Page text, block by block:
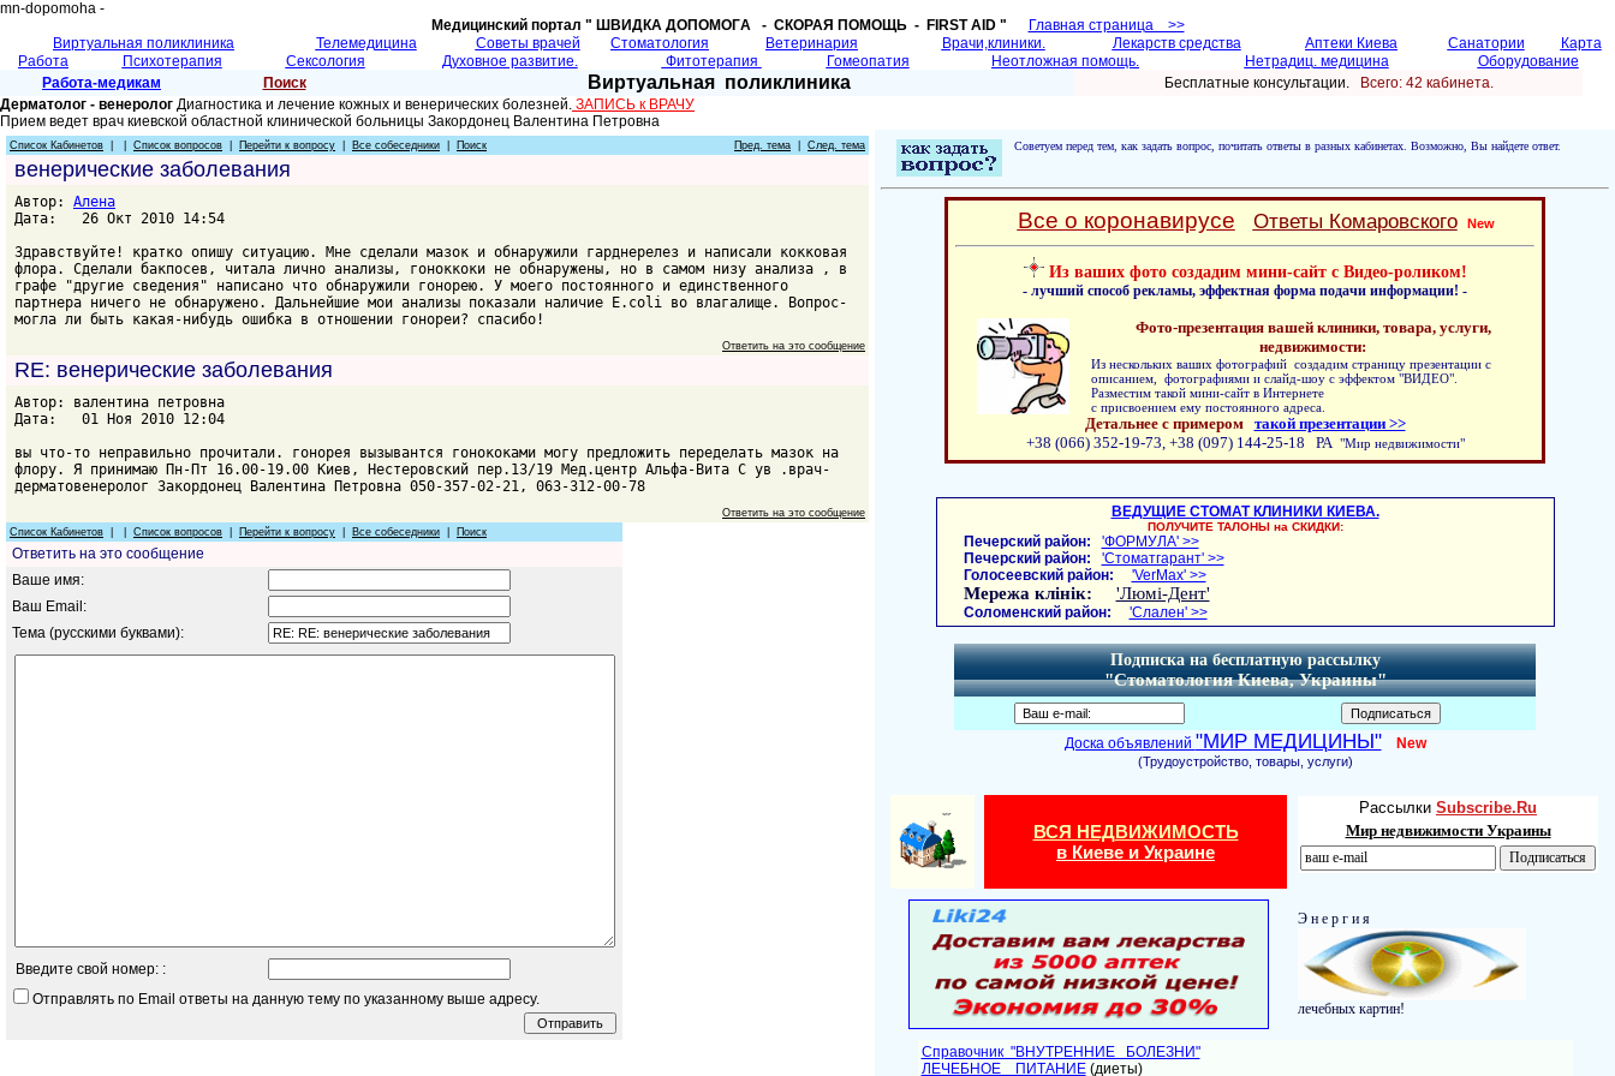
mn-dopomoha -
Медицинский портал " ШВИДКА ДОПОМОГA - СКОРАЯ ПОМОЩЬ - FIRST AID "
Главная страница >>
Виртуальная поликлиника
Телемедицина Советы врачей Cтоматология Ветеринария Врачи,клиники. Лекарств средства Аптеки Киева Санатории
Карта
Работа
Психотерапия Сексология Духовное развитие. Фитотерапия Гомеопатия Неотложная помощь. Нетрадиц. медицина
Оборудование
Работа-медикам
Поиск Виртуальная поликлиника Бесплатные консультации.
Всего: 42 кабинетa.
Дерматолог - венеролог Диагностика и лечение кожных и венерических болезней. ЗАПИСЬ к ВРАЧУ
Прием ведет врач киевской областной клинической больницы Закордонец Валентина Петровна
Список Кабинетов Список вопросов Перейти к вопросу Все собеседники Поиск Пред. тема След. тема
венерические заболевания
Автор: Алена
Дата: 26 Окт 2010 14:54
Здравствуйте! кратко опишу ситуацию. Мне сделали мазок и обнаружили гарднерелез и написали кокковая
флора. Сделали бакпосев, читала лично анализы, гоноккоки не обнаружены, но в самом низу анализа , в
графе "другие сведения" написано что обнаружили гонорею. У моего постоянного и единственного
партнера ничего не обнаружено. Дальнейшие мои анализы показали наличие E.coli во влагалище. Вопрос-
могла ли быть какая-нибудь ошибка в отношении гонореи? спасибо!
Ответить на это сообщение
RE: венерические заболевания
Автор: валентина петровна
Дата: 01 Ноя 2010 12:04
вы что-то неправильно прочитали. гонорея вызывантся гонококами могу предложить переделать мазок на
флору. Я принимаю Пн-Пт 16.00-19.00 Киев, Нестеровский пер.13/19 Мед.центр Альфа-Вита С ув .врач-
дерматовенеролог Закордонец Валентина Петровна 050-357-02-21, 063-312-00-78
Ответить на это сообщение
Список Кабинетов
Список вопросов Перейти к вопросу Все собеседники Поиск
Ответить на это сообщение
Ваше имя:
Ваш Email:
Тема (русскими буквами):
Введите свой номер: :
Отправлять по Email ответы на данную тему по указанному выше адресу.
Советуем перед тем, как задать вопрос, почитать ответы в разных кабинетах. Возможно, Вы найдете ответ.
Все о коронавирусе Ответы Комаровского New
Из ваших фото создадим мини-сайт с Видео-роликом!
- лучший способ рекламы, эффектная форма подачи информации! -
Фото-презентация вашей клиники, товара, услуги,
недвижимости:
Из нескольких ваших фотографий создадим страницу презентации с
описанием, фотографиями и слайд-шоу с эффектом "ВИДЕО".
Разместим такой мини-сайт в Интернете
с присвоением ему постоянного адреса.
Детальнее с примером такой презентации >>
+38 (066) 352-19-73, +38 (097) 144-25-18 РА "Мир недвижимости"
ВЕДУЩИЕ СТОМАТ КЛИНИКИ КИЕВА.
ПОЛУЧИТЕ ТАЛОНЫ на СКИДКИ:
Печерский район:
'ФОРМУЛА' >>
Печерский район:
'Стоматгарант' >>
Голосеевский район:
'VerMax' >>
Мережа клінік: 'Люмі-Дент'
Соломенский район: 'Слален' >>
Подписка на бесплатную рассылку
"Стоматология Киева, Украины"
Доска объявлений "МИР МЕДИЦИНЫ" New
(Трудоустройство, товары, услуги)
ВСЯ НЕДВИЖИМОСТЬ
в Киеве и Украине
Рассылки Subscribe.Ru
Мир недвижимости Украины
Э н е р г и я
лечебных картин!
Справочник "ВНУТРЕННИЕ БОЛЕЗНИ"
ЛЕЧЕБНОЕ ПИТАНИЕ(диеты)